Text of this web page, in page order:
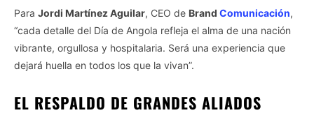
Para Jordi Martínez Aguilar, CEO de Brand Comunicación,
“cada detalle del Día de Angola refleja el alma de una nación
vibrante, orgullosa y hospitalaria. Será una experiencia que
dejará huella en todos los que la vivan”.
EL RESPALDO DE GRANDES ALIADOS